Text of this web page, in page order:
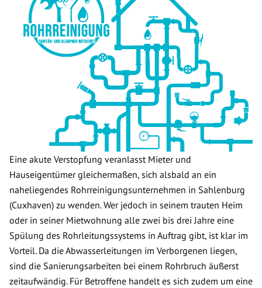
Eine akute Verstopfung veranlasst Mieter und
Hauseigentümer gleichermaßen, sich alsbald an ein
naheliegendes Rohrreinigungsunternehmen in Sahlenburg
(Cuxhaven) zu wenden. Wer jedoch in seinem trauten Heim
oder in seiner Mietwohnung alle zwei bis drei Jahre eine
Spülung des Rohrleitungssystems in Auftrag gibt, ist klar im
Vorteil. Da die Abwasserleitungen im Verborgenen liegen,
sind die Sanierungsarbeiten bei einem Rohrbruch äußerst
zeitaufwändig. Für Betroffene handelt es sich zudem um eine